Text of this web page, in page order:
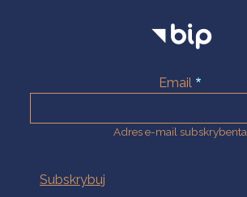
Email
Adres e-mail subskrybenta.